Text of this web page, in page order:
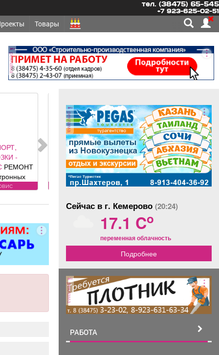
тел. (38475) 65-545
+7 923-625-02-51
Товары
реклама
-
под
ворота (от
все
работ;
работы
скидка
реклама
Сейчас в г. Кемерово (20:24)
17.1 Co
переменная облачность
Подробнее
реклама
РАБОТА